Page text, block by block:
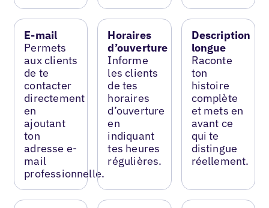
E-mail
Permets
aux clients
de te
contacter
directement
en
ajoutant
ton
adresse e-
mail
professionnelle.
Horaires
d’ouverture
Informe
les clients
de tes
horaires
d’ouverture
en
indiquant
tes heures
régulières.
Description
longue
Raconte
ton
histoire
complète
et mets en
avant ce
qui te
distingue
réellement.